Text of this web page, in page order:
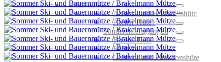
Hüte
Anlass- und Hochzeitshüte
Atelier Hüte /
Sonderanfertigungen
Bucket Hats
Filzhüte
Outdoor und Funktionshüte